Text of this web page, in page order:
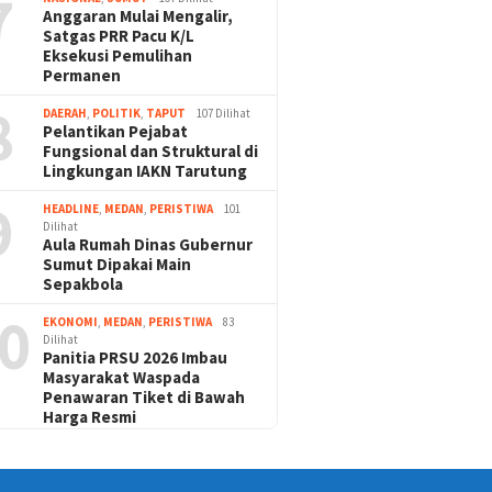
Anggaran Mulai Mengalir,
Satgas PRR Pacu K/L
Eksekusi Pemulihan
Permanen
DAERAH, POLITIK, TAPUT 107 Dilihat
Pelantikan Pejabat
Fungsional dan Struktural di
Lingkungan IAKN Tarutung
HEADLINE, MEDAN, PERISTIWA
101
Dilihat
Aula Rumah Dinas Gubernur
Sumut Dipakai Main
Sepakbola
EKONOMI, MEDAN, PERISTIWA
83
Dilihat
Panitia PRSU 2026 Imbau
Masyarakat Waspada
Penawaran Tiket di Bawah
Harga Resmi